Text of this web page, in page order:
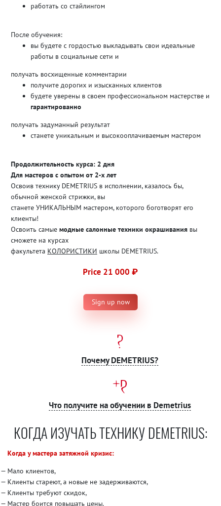
работать со стайлингом
После обучения:
вы будете с гордостью выкладывать свои идеальные
работы в социальные сети и
получать восхищенные комментарии
получите дорогих и изысканных клиентов
будете уверены в своем профессиональном мастерстве и
гарантированно
получать задуманный результат
станете уникальным и высокооплачиваемым мастером
Продолжительность курса: 2 дня
Для мастеров с опытом от 2-х лет
Освоив технику DEMETRIUS в исполнении, казалось бы,
обычной женской стрижки, вы
станете УНИКАЛЬНЫМ мастером, которого боготворят его
клиенты!
Освоить самые модные салонные техники окрашивания вы
сможете на курсах
факультета КОЛОРИСТИКИ школы DEMETRIUS.
Price 21 000 ₽
Sign up now
Почему DEMETRIUS?
Что получите на обучении в Demetrius
КОГДА ИЗУЧАТЬ ТЕХНИКУ DEMETRIUS:
Когда у мастера затяжной кризис:
Мало клиентов,
Клиенты стареют, а новые не задерживаются,
Клиенты требуют скидок,
Мастер боится повышать цены.